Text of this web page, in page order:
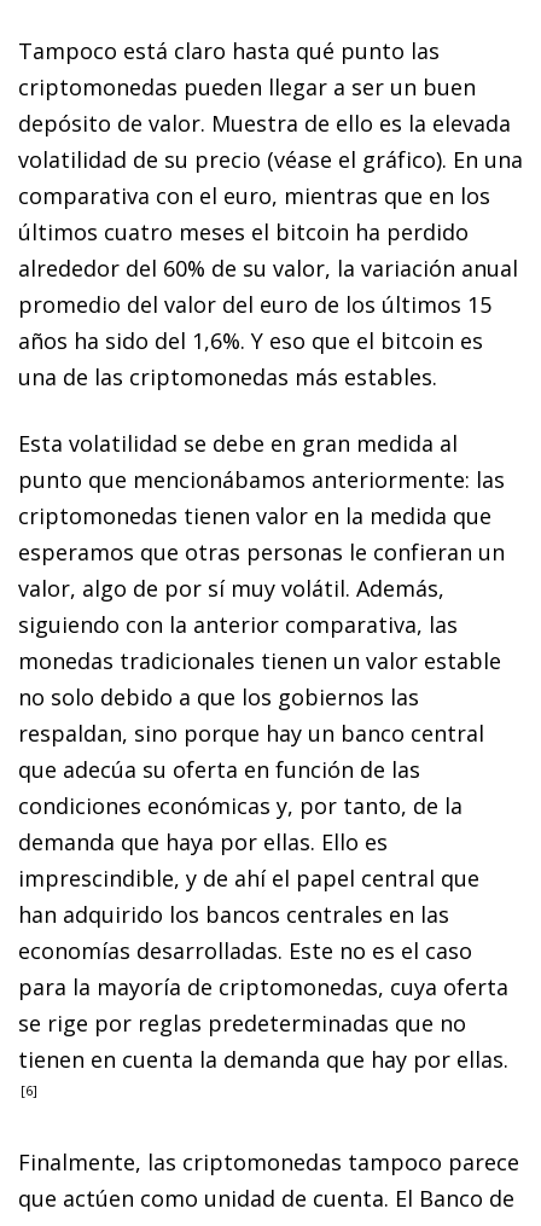
Tampoco está claro hasta qué punto las
criptomonedas pueden llegar a ser un buen
depósito de valor. Muestra de ello es la elevada
volatilidad de su precio (véase el gráfico). En una
comparativa con el euro, mientras que en los
últimos cuatro meses el bitcoin ha perdido
alrededor del 60% de su valor, la variación anual
promedio del valor del euro de los últimos 15
años ha sido del 1,6%. Y eso que el bitcoin es
una de las criptomonedas más estables.
Esta volatilidad se debe en gran medida al
punto que mencionábamos anteriormente: las
criptomonedas tienen valor en la medida que
esperamos que otras personas le confieran un
valor, algo de por sí muy volátil. Además,
siguiendo con la anterior comparativa, las
monedas tradicionales tienen un valor estable
no solo debido a que los gobiernos las
respaldan, sino porque hay un banco central
que adecúa su oferta en función de las
condiciones económicas y, por tanto, de la
demanda que haya por ellas. Ello es
imprescindible, y de ahí el papel central que
han adquirido los bancos centrales en las
economías desarrolladas. Este no es el caso
para la mayoría de criptomonedas, cuya oferta
se rige por reglas predeterminadas que no
tienen en cuenta la demanda que hay por ellas.
6
Finalmente, las criptomonedas tampoco parece
que actúen como unidad de cuenta. El Banco de